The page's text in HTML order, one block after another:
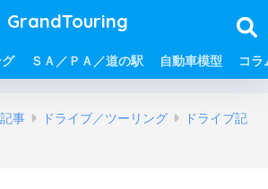
GrandTouring
ＳＡ／ＰＡ／道の駅 自動車模型 コラ
事 ドライブ／ツーリング
ドライブ記